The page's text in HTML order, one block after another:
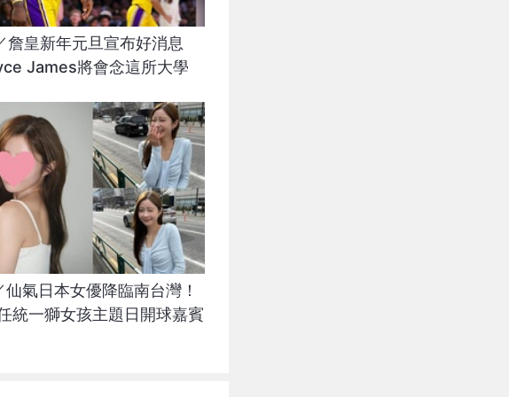
詹皇新年元旦宣布好消息
James將會念這所大學
氣日本女優降臨南台灣！
統一獅女孩主題日開球嘉賓